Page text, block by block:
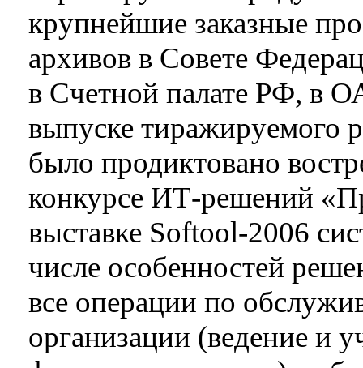
крупнейшие заказные
архивов в Совете
в Счетной палате РФ, в
выпуске
было продиктовано
конкурсе ИТ-решений
выставке Softool-2006
числе особенностей
все операции по
организации (ведение и